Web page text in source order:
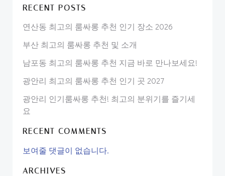
RECENT POSTS
연산동 최고의 룸싸롱 추천 인기 장소 2026
부산 최고의 룸싸롱 추천 및 소개
남포동 최고의 룸싸롱 추천 지금 바로 만나보세요!
광안리 최고의 룸싸롱 추천 인기 곳 2027
광안리 인기룸싸롱 추천! 최고의 분위기를 즐기세
요
RECENT COMMENTS
보여줄 댓글이 없습니다.
ARCHIVES